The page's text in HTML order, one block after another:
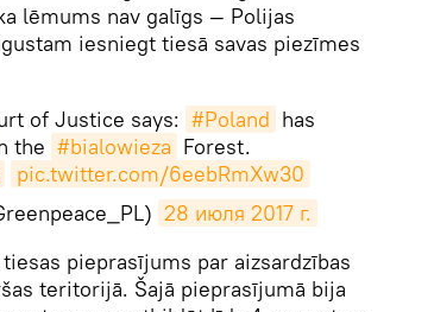
lēmums nav galīgs — Polijas
iesniegt tiesā savas piezīmes
of Justice says: #Poland has
the #bialowieza Forest.
pic.twitter.com/6eebRmXw30
28 июля 2017 г.
pieprasījums par aizsardzības
teritorijā. Šajā pieprasījumā bija